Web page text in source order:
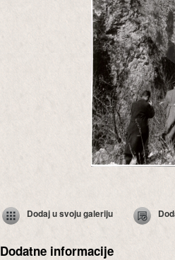
Dodaj u svoju galeriju
Dodatne informacije